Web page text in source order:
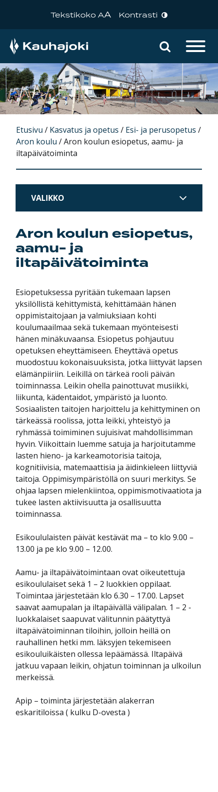
Tekstikoko AA Kontrasti
Päävalikko Hae
Etusivu / Kasvatus ja opetus / Esi- ja perusopetus /
Aron koulu /Aron koulun esiopetus, aamu- ja
iltapäivätoiminta
VALIKKO
Aron koulun esiopetus,
aamu- ja
iltapäivätoiminta
Esiopetuksessa pyritään tukemaan lapsen
yksilöllistä kehittymistä, kehittämään hänen
oppimistaitojaan ja valmiuksiaan kohti
koulumaailmaa sekä tukemaan myönteisesti
hänen minäkuvaansa. Esiopetus pohjautuu
opetuksen eheyttämiseen. Eheyttävä opetus
muodostuu kokonaisuuksista, jotka liittyvät lapsen
elämänpiiriin. Leikillä on tärkeä rooli päivän
toiminnassa. Leikin ohella painottuvat musiikki,
liikunta, kädentaidot, ympäristö ja luonto.
Sosiaalisten taitojen harjoittelu ja kehittyminen on
tärkeässä roolissa, jotta leikki, yhteistyö ja
ryhmässä toimiminen sujuisivat mahdollisimman
hyvin. Viikoittain luemme satuja ja harjoitutamme
lasten hieno- ja karkeamotorisia taitoja,
kognitiivisia, matemaattisia ja äidinkieleen liittyviä
taitoja. Oppimisympäristöllä on suuri merkitys. Se
ohjaa lapsen mielenkiintoa, oppimismotivaatiota ja
tukee lasten aktiivisuutta ja osallisuutta
toiminnassa.
Esikoululaisten päivät kestävät ma – to klo 9.00 –
13.00 ja pe klo 9.00 – 12.00.
Aamu- ja iltapäivätoimintaan ovat oikeutettuja
esikoululaiset sekä 1 – 2 luokkien oppilaat.
Toimintaa järjestetään klo 6.30 – 17.00. Lapset
saavat aamupalan ja iltapäivällä välipalan. 1 – 2 -
luokkalaiset saapuvat välitunnin päätyttyä
iltapäivätoiminnan tiloihin, jolloin heillä on
rauhallinen hetki mm. läksyjen tekemiseen
esikouluikäisten ollessa lepäämässä. Iltapäivä
jatkuu vapaan leikin, ohjatun toiminnan ja ulkoilun
merkeissä.
Apip – toiminta järjestetään alakerran
eskaritiloissa ( kulku D-ovesta )